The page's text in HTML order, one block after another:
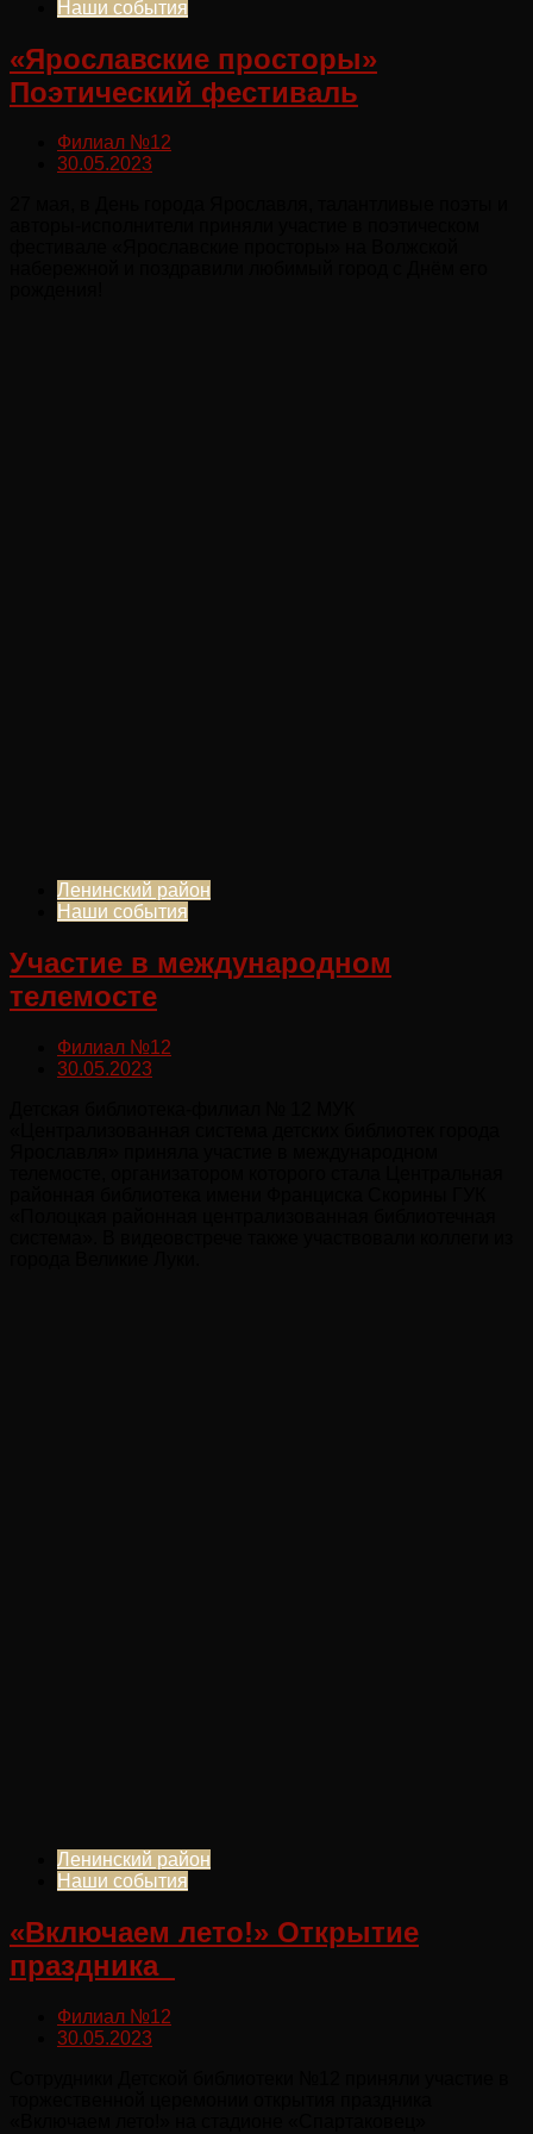
Наши события
«Ярославские просторы»
Поэтический фестиваль
Филиал №12
30.05.2023
Ленинский район
Наши события
Участие в международном
телемосте
Филиал №12
30.05.2023
Ленинский район
Наши события
«Включаем лето!» Открытие
праздника
Филиал №12
30.05.2023